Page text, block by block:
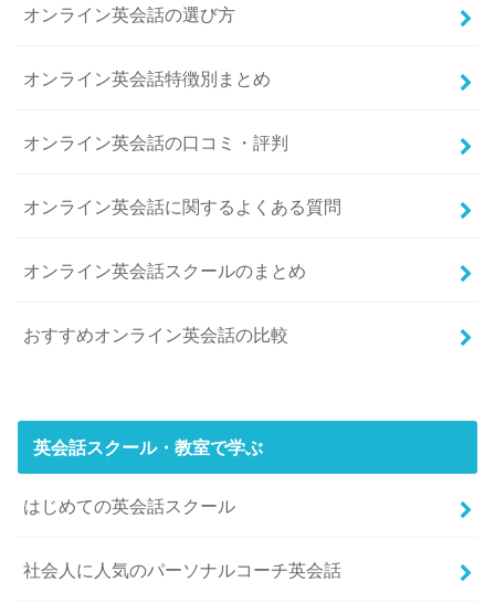
オンライン英会話の選び方
オンライン英会話特徴別まとめ
オンライン英会話の口コミ・評判
オンライン英会話に関するよくある質問
オンライン英会話スクールのまとめ
おすすめオンライン英会話の比較
英会話スクール・教室で学ぶ
はじめての英会話スクール
社会人に人気のパーソナルコーチ英会話